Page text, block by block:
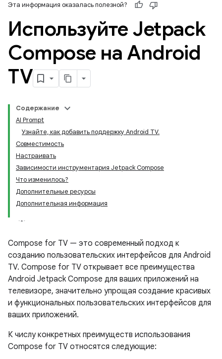
Эта информация оказалась полезной?
Используйте Jetpack
Compose на Android
TV
Содержание
AI Prompt
Узнайте, как добавить поддержку Android TV.
Совместимость
Настраивать
Зависимости инструментария Jetpack Compose
Что изменилось?
Дополнительные ресурсы
Дополнительная информация
Compose for TV — это современный подход к
созданию пользовательских интерфейсов для Android
TV. Compose for TV открывает все преимущества
Android Jetpack Compose для ваших приложений на
телевизоре, значительно упрощая создание красивых
и функциональных пользовательских интерфейсов для
ваших приложений.
К числу конкретных преимуществ использования
Compose for TV относятся следующие: